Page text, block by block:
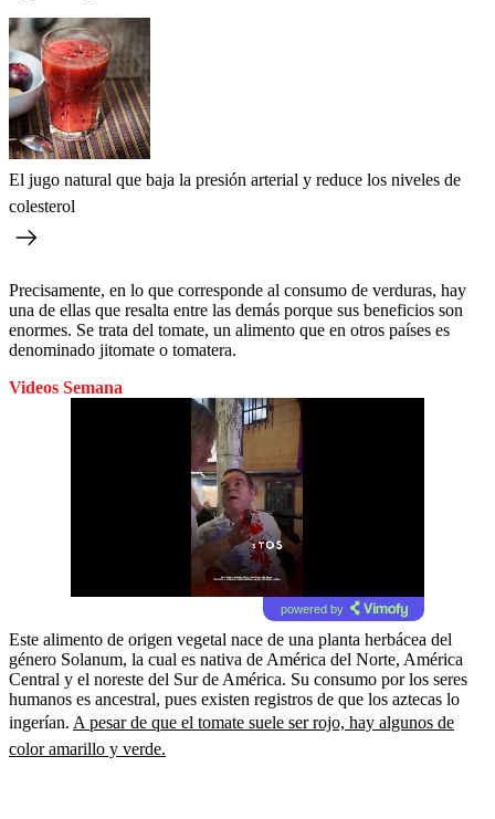
El jugo natural que baja la presión arterial y reduce los niveles de
colesterol
Precisamente, en lo que corresponde al consumo de verduras, hay
una de ellas que resalta entre las demás porque sus beneficios son
enormes. Se trata del tomate, un alimento que en otros países es
denominado jitomate o tomatera.
Videos Semana
powered by
Este alimento de origen vegetal nace de una planta herbácea del
género Solanum, la cual es nativa de América del Norte, América
Central y el noreste del Sur de América. Su consumo por los seres
humanos es ancestral, pues existen registros de que los aztecas lo
ingerían. A pesar de que el tomate suele ser rojo, hay algunos de
color amarillo y verde.